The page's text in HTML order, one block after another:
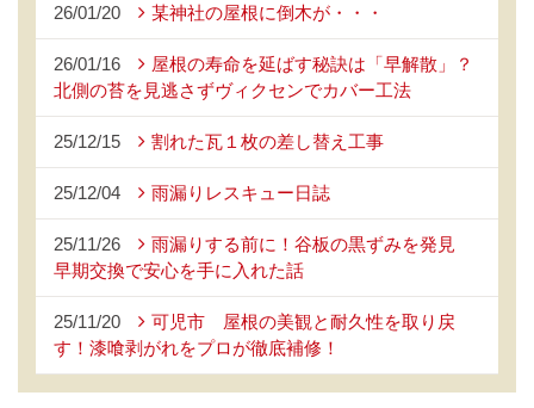
26/01/20 某神社の屋根に倒木が・・・
26/01/16
屋根の寿命を延ばす秘訣は「早解散」？
北側の苔を見逃さずヴィクセンでカバー工法
25/12/15 割れた瓦１枚の差し替え工事
25/12/04 雨漏りレスキュー日誌
25/11/26
雨漏りする前に！谷板の黒ずみを発見
早期交換で安心を手に入れた話
25/11/20
可児市 屋根の美観と耐久性を取り戻
す！漆喰剥がれをプロが徹底補修！